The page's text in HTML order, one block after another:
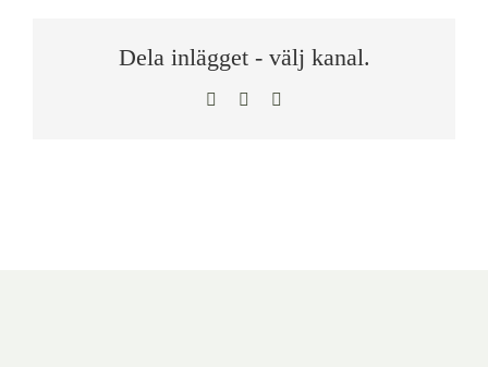
Dela inlägget - välj kanal.
FacebookLinkedIn